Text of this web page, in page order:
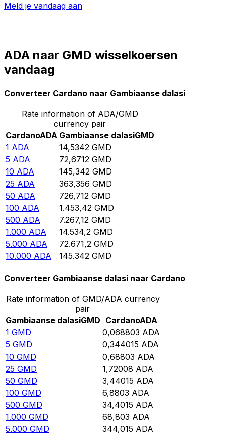
Meld je vandaag aan
ADA naar GMD wisselkoersen
vandaag
Converteer Cardano naar Gambiaanse dalasi
Rate information of ADA/GMD
currency pair
CardanoADA Gambiaanse dalasiGMD
1 ADA 14,5342 GMD
5 ADA 72,6712 GMD
10 ADA 145,342 GMD
25 ADA 363,356 GMD
50 ADA 726,712 GMD
100 ADA 1.453,42 GMD
500 ADA 7.267,12 GMD
1.000 ADA 14.534,2 GMD
5.000 ADA 72.671,2 GMD
10.000 ADA 145.342 GMD
Converteer Gambiaanse dalasi naar Cardano
Rate information of GMD/ADA currency
pair
Gambiaanse dalasiGMD CardanoADA
1 GMD 0,068803 ADA
5 GMD 0,344015 ADA
10 GMD 0,68803 ADA
25 GMD 1,72008 ADA
50 GMD 3,44015 ADA
100 GMD 6,8803 ADA
500 GMD 34,4015 ADA
1.000 GMD 68,803 ADA
5.000 GMD 344,015 ADA